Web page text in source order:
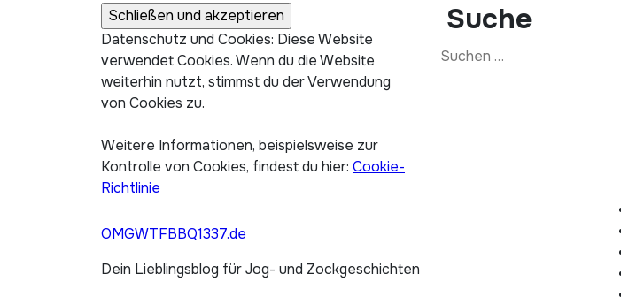
Datenschutz und Cookies: Diese Website
verwendet Cookies. Wenn du die Website
weiterhin nutzt, stimmst du der Verwendung
von Cookies zu.
Weitere Informationen, beispielsweise zur
Kontrolle von Cookies, findest du hier: Cookie-
Richtlinie
Suche
Suchen
OMGWTFBBQ1337.de
Dein Lieblingsblog für Jog- und Zockgeschichten